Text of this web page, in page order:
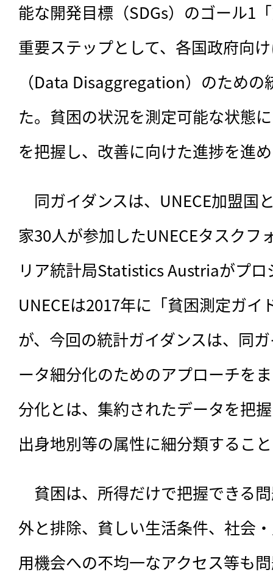
能な開発目標（SDGs）のゴール1
重要ステップとして、各国政府向
（Data Disaggregation）のため
た。貧困の状況を測定可能な状態
を把握し、改善に向けた進捗を進
同ガイダンスは、 UNECE加盟国
家30人が参加したUNECEタスクフ
リア統計局Statistics Austriaがプ
UNECEは2017年に「貧困測定ガイ
が、今回の統計ガイダンスは、同
ータ細分化のためのアプローチを
分化とは、集約されたデータを把
出身地別等の属性に細分類するこ
貧困は、所得だけで把握できる
外と排除、貧しい生活条件、社会
用機会への不均一なアクセス等も